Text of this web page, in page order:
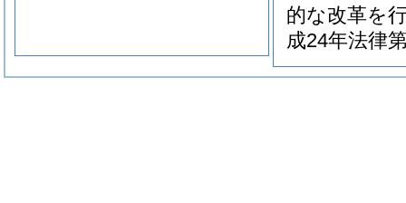
的な改革を
成24年法律